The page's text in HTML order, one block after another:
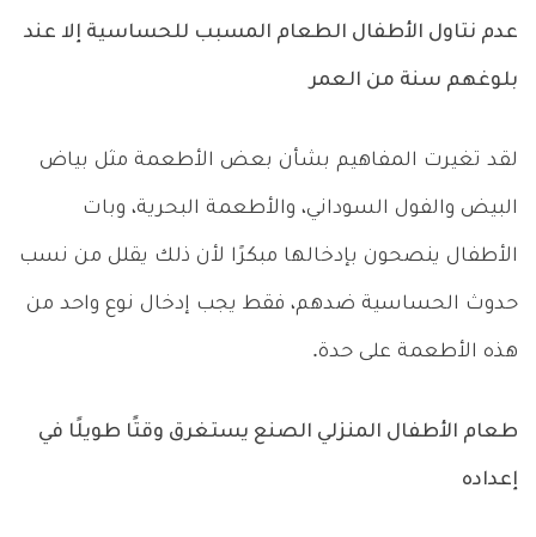
عدم نتاول الأطفال الطعام المسبب للحساسية إلا عند
بلوغهم سنة من العمر
لقد تغيرت المفاهيم بشأن بعض الأطعمة مثل بياض
البيض والفول السوداني، والأطعمة البحرية، وبات
الأطفال ينصحون بإدخالها مبكرًا لأن ذلك يقلل من نسب
حدوث الحساسية ضدهم، فقط يجب إدخال نوع واحد من
هذه الأطعمة على حدة.
طعام الأطفال المنزلي الصنع يستغرق وقتًا طويلًا في
إعداده